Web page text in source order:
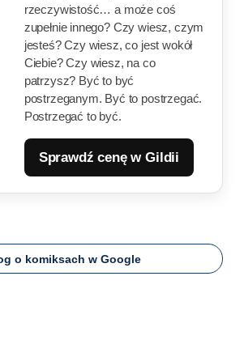
rzeczywistość… a może coś
zupełnie innego? Czy wiesz, czym
jesteś? Czy wiesz, co jest wokół
Ciebie? Czy wiesz, na co
patrzysz? Być to być
postrzeganym. Być to postrzegać.
Postrzegać to być.
Sprawdź cenę w Gildii
o komiksach w Google